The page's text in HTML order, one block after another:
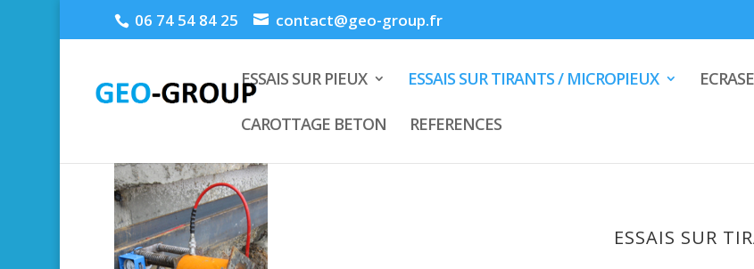
06 74 54 84 25 contact@geo-group.fr
ESSAIS SUR PIEUX ESSAIS SUR TIRANTS / MICROPIEUX
CAROTTAGE BETON REFERENCES
ESSAIS SUR